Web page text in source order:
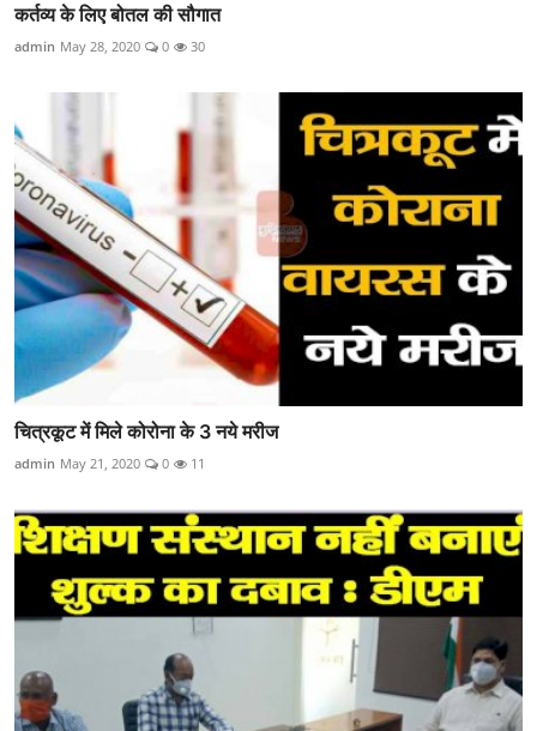
कर्तव्य के लिए बोतल की सौगात
admin May 28, 2020 0 30
चित्रकूट में मिले कोरोना के 3 नये मरीज
admin May 21, 2020 0 11